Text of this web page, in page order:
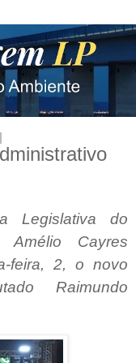
Legislativa do
Amélio Cayres
feira, 2, o novo
Raimundo